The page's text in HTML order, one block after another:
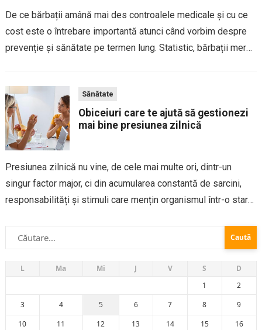
De ce bărbații amână mai des controalele medicale și cu ce
cost este o întrebare importantă atunci când vorbim despre
prevenție și sănătate pe termen lung. Statistic, bărbații merg
Sănătate
Obiceiuri care te ajută să gestionezi
mai bine presiunea zilnică
Presiunea zilnică nu vine, de cele mai multe ori, dintr-un
singur factor major, ci din acumularea constantă de sarcini,
responsabilități și stimuli care mențin organismul într-o stare
provocări depinde în...
Caută
după:
L Ma Mi J V S
D
1
2
3
4 5 6 7 8
9
10
11 12 13 14 15
16